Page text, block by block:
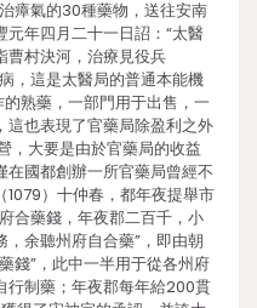
瘴氣的30種藥物，送往安南
年四月二十一日詔：“太醫
曹村決河，治療見役兵
，這是太醫局的普通本能機
熟藥，一部門用于出售，一
也表現了官藥局除盈利之外
，大要是由於官藥局的收益
國都創辦一所官藥局曾經不
）十仲春，都年夜提舉市
合藥錢，年夜郡二百千，小
余聽州府自合藥”，即由朝
錢”，此中一半用于從各州府
行制藥；年夜郡每年給200貫